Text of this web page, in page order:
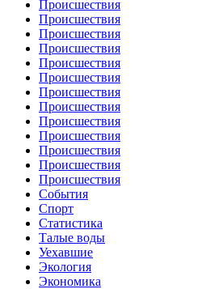
Происшествия
Происшествия
Происшествия
Происшествия
Происшествия
Происшествия
Происшествия
Происшествия
Происшествия
Происшествия
Происшествия
Происшествия
Происшествия
События
Спорт
Статистика
Талые воды
Уехавшие
Экология
Экономика